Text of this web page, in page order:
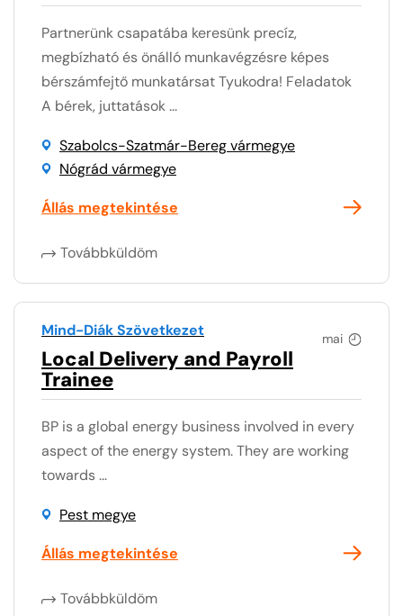
Partnerünk csapatába keresünk precíz,
megbízható és önálló munkavégzésre képes
bérszámfejtő munkatársat Tyukodra! Feladatok
A bérek, juttatások ...
Szabolcs-Szatmár-Bereg vármegye
Nógrád vármegye
Állás megtekintése
Továbbküldöm
mai
Mind-Diák Szövetkezet
Local Delivery and Payroll
Trainee
BP is a global energy business involved in every
aspect of the energy system. They are working
towards ...
Pest megye
Állás megtekintése
Továbbküldöm